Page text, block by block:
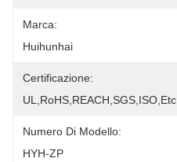
Marca:
Huihunhai
Certificazione:
UL,RoHS,REACH,SGS,ISO,etc.
Numero Di Modello:
HYH-ZP